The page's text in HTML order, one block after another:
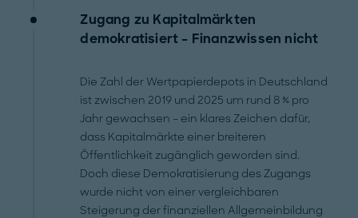
Zugang zu Kapitalmärkten
demokratisiert – Finanzwissen nicht
Die Zahl der Wertpapierdepots in Deutschland
ist zwischen 2019 und 2025 um rund 8 % pro
Jahr gewachsen – ein klares Zeichen dafür,
dass Kapitalmärkte einer breiteren
Öffentlichkeit zugänglich geworden sind.
Doch diese Demokratisierung des Zugangs
wurde nicht von einer vergleichbaren
Steigerung der finanziellen Allgemeinbildung